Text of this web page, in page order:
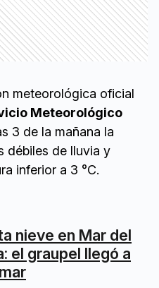
meteorológica oficial
Meteorológico
3 de la mañana la
débiles de lluvia y
inferior a 3 °C.
nieve en Mar del
el graupel llegó a